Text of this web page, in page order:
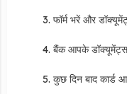
फॉर्म भरें और
बैंक आपके डॉक्यूमेंट्स
कुछ दिन बाद कार्ड